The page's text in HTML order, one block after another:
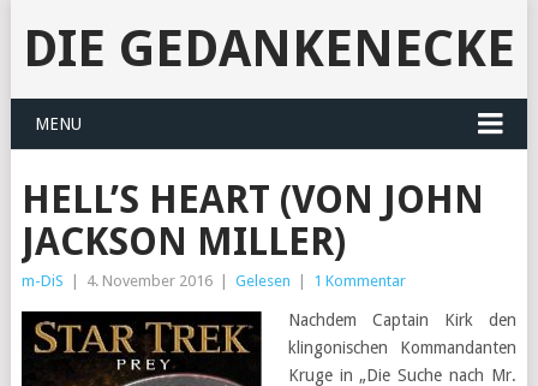
DIE GEDANKENECKE
MENU
HELL’S HEART (VON JOHN
JACKSON MILLER)
m-DiS 4. November 2016 Gelesen 1 Kommentar
Nachdem Captain Kirk den
klingonischen Kommandanten
Kruge in „Die Suche nach Mr.